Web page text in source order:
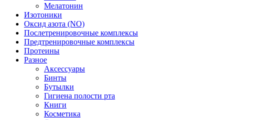
Мелатонин
Изотоники
Оксид азота (NO)
Послетренировочные комплексы
Предтренировочные комплексы
Протеины
Разное
Аксессуары
Бинты
Бутылки
Гигиена полости рта
Книги
Косметика